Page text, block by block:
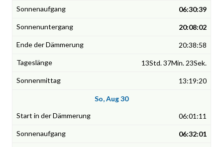
06:30:39
20:08:02
20:38:58
13Std. 37Min. 23Sek.
13:19:20
So, Aug 30
06:01:11
06:32:01